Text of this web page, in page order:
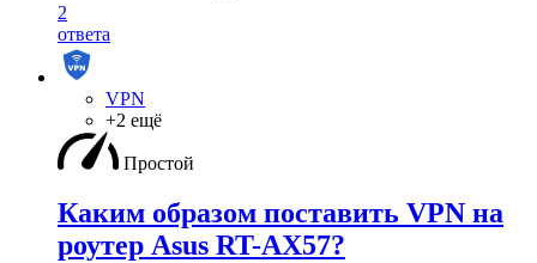
2
ответа
VPN
+2 ещё
Простой
Каким образом поставить VPN на
роутер Asus RT-AX57?